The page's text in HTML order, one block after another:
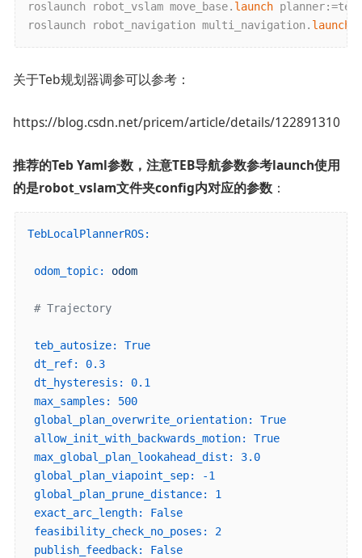
roslaunch robot_vslam move_base. launch planner:=teb
roslaunch robot_navigation multi_navigation. launch
关于Teb规划器调参可以参考：
https://blog.csdn.net/pricem/article/details/122891310
推荐的Teb Yaml参数，注意TEB导航参数参考launch使用
的是robot_vslam文件夹config内对应的参数 ：
TebLocalPlannerROS:
odom_topic: odom
# Trajectory
teb_autosize:
True
dt_ref:
0.3
dt_hysteresis:
0.1
max_samples:
500
global_plan_overwrite_orientation:
True
allow_init_with_backwards_motion:
True
max_global_plan_lookahead_dist:
3.0
global_plan_viapoint_sep:
-1
global_plan_prune_distance:
1
exact_arc_length:
False
feasibility_check_no_poses:
2
publish_feedback:
False